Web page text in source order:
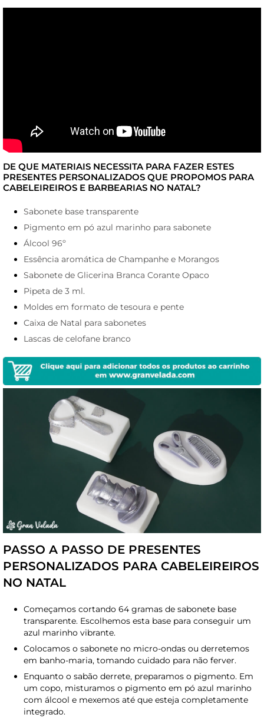
DE QUE MATERIAIS NECESSITA PARA FAZER ESTES
PRESENTES PERSONALIZADOS QUE PROPOMOS PARA
CABELEIREIROS E BARBEARIAS NO NATAL?
Sabonete base transparente
Pigmento em pó azul marinho para sabonete
Álcool 96º
Essência aromática de Champanhe e Morangos
Sabonete de Glicerina Branca Corante Opaco
Pipeta de 3 ml.
Moldes em formato de tesoura e pente
Caixa de Natal para sabonetes
Lascas de celofane branco
PASSO A PASSO DE PRESENTES
PERSONALIZADOS PARA CABELEIREIROS
NO NATAL
Começamos cortando 64 gramas de sabonete base
transparente. Escolhemos esta base para conseguir um
azul marinho vibrante.
Colocamos o sabonete no micro-ondas ou derretemos
em banho-maria, tomando cuidado para não ferver.
Enquanto o sabão derrete, preparamos o pigmento. Em
um copo, misturamos o pigmento em pó azul marinho
com álcool e mexemos até que esteja completamente
integrado.